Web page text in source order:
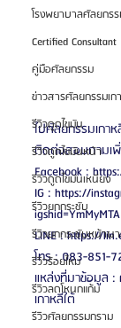
โรงพยาบาลศัลยกร
Certified Consultant
คู่มือศัลยกรรม
ข่าวสารศัลยกรรมเก
รีวิวดูดไขมัน
รีวิวดูดไขมันหน้า
รีวิวดูดไขมันเหนียง
รีวิวยกกระชับ
รีวิวยกกระชับหน้าผ
รีวิวร้อยไหม
รีวิวลดโหนกแก้ม
รีวิวศัลยกรรมกราม
ไปศัลยกรรมเกาห
ติดต่อสอบถามเ
Facebook :
IG : https://
LINE : https://
โทร : 083-851-
แหล่งที่มาข้อมูล :
เกาหลีใต้